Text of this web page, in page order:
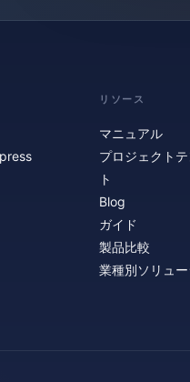
リソース
マニュアル
プロジェクト
ト
Blog
ガイド
製品比較
業種別ソリュ